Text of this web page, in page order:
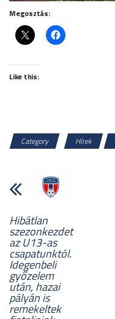
Megosztás:
Like this:
Category Hírek
Hibátlan
szezonkezdet
az U13-as
csapatunktól.
Idegenbeli
győzelem
után, hazai
pályán is
remekeltek